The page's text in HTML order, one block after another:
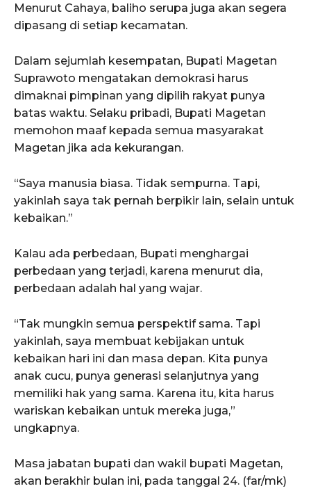
Menurut Cahaya, baliho serupa juga akan segera
dipasang di setiap kecamatan.
Dalam sejumlah kesempatan, Bupati Magetan
Suprawoto mengatakan demokrasi harus
dimaknai pimpinan yang dipilih rakyat punya
batas waktu. Selaku pribadi, Bupati Magetan
memohon maaf kepada semua masyarakat
Magetan jika ada kekurangan.
“Saya manusia biasa. Tidak sempurna. Tapi,
yakinlah saya tak pernah berpikir lain, selain untuk
kebaikan.”
Kalau ada perbedaan, Bupati menghargai
perbedaan yang terjadi, karena menurut dia,
perbedaan adalah hal yang wajar.
“Tak mungkin semua perspektif sama. Tapi
yakinlah, saya membuat kebijakan untuk
kebaikan hari ini dan masa depan. Kita punya
anak cucu, punya generasi selanjutnya yang
memiliki hak yang sama. Karena itu, kita harus
wariskan kebaikan untuk mereka juga,”
ungkapnya.
Masa jabatan bupati dan wakil bupati Magetan,
akan berakhir bulan ini, pada tanggal 24. (far/mk)